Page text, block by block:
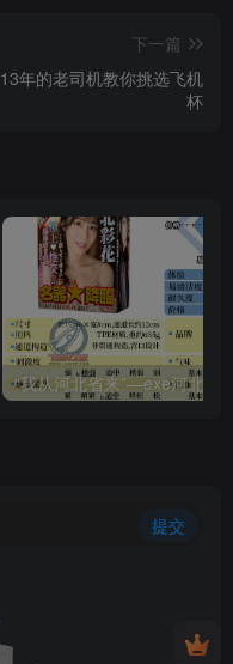
下一篇
13年的老司机教你挑选飞机
杯
提交